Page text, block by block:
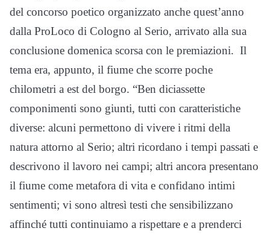
del concorso poetico organizzato anche quest’anno
dalla ProLoco di Cologno al Serio, arrivato alla sua
conclusione domenica scorsa con le premiazioni. Il
tema era, appunto, il fiume che scorre poche
chilometri a est del borgo. “Ben diciassette
componimenti sono giunti, tutti con caratteristiche
diverse: alcuni permettono di vivere i ritmi della
natura attorno al Serio; altri ricordano i tempi passati e
descrivono il lavoro nei campi; altri ancora presentano
il fiume come metafora di vita e confidano intimi
sentimenti; vi sono altresì testi che sensibilizzano
affinché tutti continuiamo a rispettare e a prenderci